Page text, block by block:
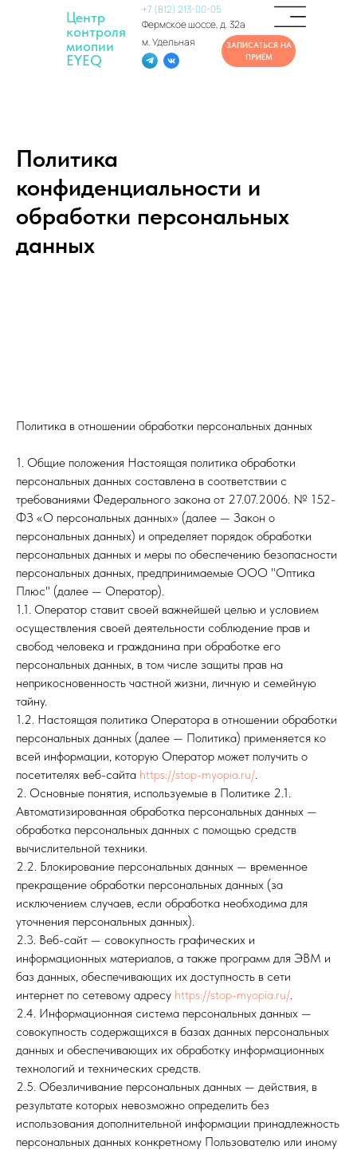
Фермское шоссе, д. 32а
Центр
контроля
миопии
EYEQ
+7 (812) 213-00-05
м. Удельная
ЗАПИСАТЬСЯ НА
ПРИЁМ
Политика
конфиденциальности и
обработки персональных
данных
Политика в отношении обработки персональных данных
1. Общие положения Настоящая политика обработки
персональных данных составлена в соответствии с
требованиями Федерального закона от 27.07.2006. № 152-
ФЗ «О персональных данных» (далее — Закон о
персональных данных) и определяет порядок обработки
персональных данных и меры по обеспечению безопасности
персональных данных, предпринимаемые ООО "Оптика
Плюс" (далее — Оператор).
1.1. Оператор ставит своей важнейшей целью и условием
осуществления своей деятельности соблюдение прав и
свобод человека и гражданина при обработке его
персональных данных, в том числе защиты прав на
неприкосновенность частной жизни, личную и семейную
тайну.
1.2. Настоящая политика Оператора в отношении обработки
персональных данных (далее — Политика) применяется ко
всей информации, которую Оператор может получить о
посетителях веб-сайта https://stop-myopia.ru/.
2. Основные понятия, используемые в Политике 2.1.
Автоматизированная обработка персональных данных —
обработка персональных данных с помощью средств
вычислительной техники.
2.2. Блокирование персональных данных — временное
прекращение обработки персональных данных (за
исключением случаев, если обработка необходима для
уточнения персональных данных).
2.3. Веб-сайт — совокупность графических и
информационных материалов, а также программ для ЭВМ и
баз данных, обеспечивающих их доступность в сети
интернет по сетевому адресу https://stop-myopia.ru/.
2.4. Информационная система персональных данных —
совокупность содержащихся в базах данных персональных
данных и обеспечивающих их обработку информационных
технологий и технических средств.
2.5. Обезличивание персональных данных — действия, в
результате которых невозможно определить без
использования дополнительной информации принадлежность
персональных данных конкретному Пользователю или иному